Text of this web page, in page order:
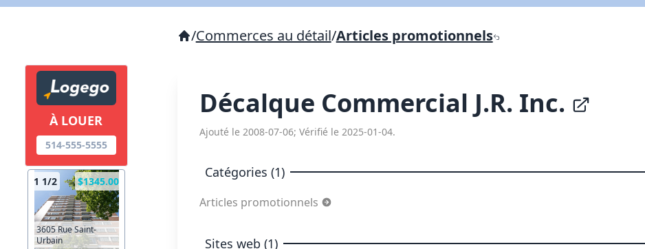
À LOUER
514-555-5555
1 1/2 $1345.00
3605 Rue Saint-
Urbain
/Commerces au détail/Articles promotionnels
Décalque Commercial J.R. Inc.
Ajouté le 2008-07-06; Vérifié le 2025-01-04.
Catégories (1)
Articles promotionnels
Sites web (1)
X Fermer
X Fermer Envoyez